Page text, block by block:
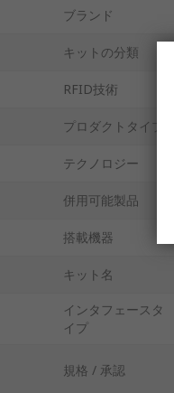
ブランド
キットの分類
RFID技術
プロダクトタイプ
テクノロジー
併用可能製品
搭載機器
キット名
インタフェースタ
イプ
規格 / 承認